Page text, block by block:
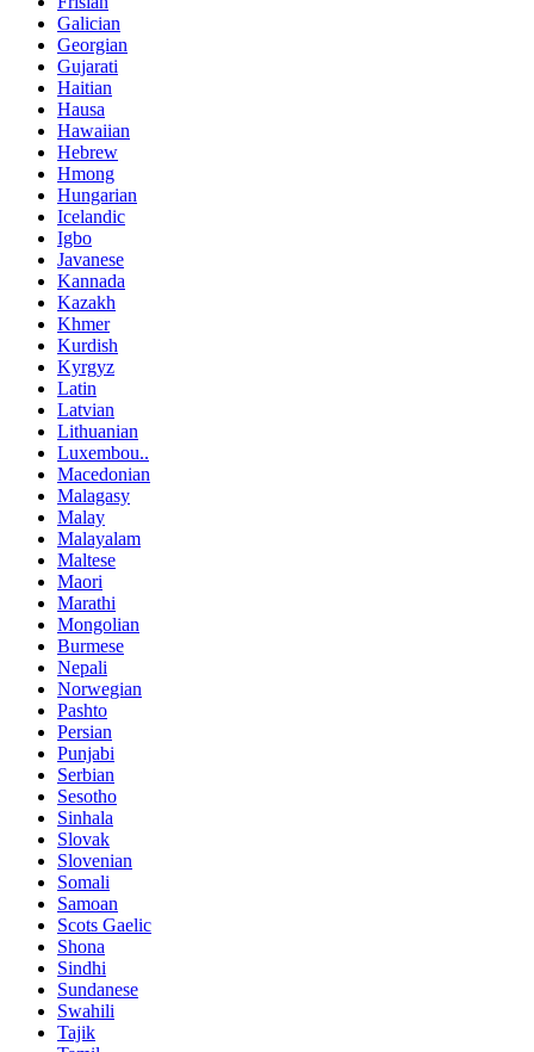
Galician
Georgian
Gujarati
Haitian
Hausa
Hawaiian
Hebrew
Hmong
Hungarian
Icelandic
Igbo
Javanese
Kannada
Kazakh
Khmer
Kurdish
Kyrgyz
Latin
Latvian
Lithuanian
Luxembou..
Macedonian
Malagasy
Malay
Malayalam
Maltese
Maori
Marathi
Mongolian
Burmese
Nepali
Norwegian
Pashto
Persian
Punjabi
Serbian
Sesotho
Sinhala
Slovak
Slovenian
Somali
Samoan
Scots Gaelic
Shona
Sindhi
Sundanese
Swahili
Tajik